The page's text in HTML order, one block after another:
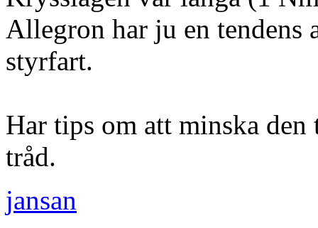
Allegron har ju en tendens
styrfart.
Har tips om att minska
tråd.
jansan